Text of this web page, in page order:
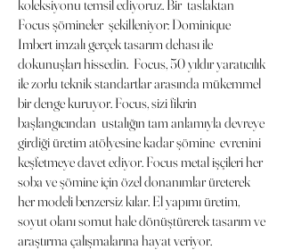
koleksiyonu temsil ediyoruz. Bir taslaktan
Focus şömineler şekilleniyor: Dominique
Imbert imzalı gerçek tasarım dehası ile
dokunuşları hissedin. Focus, 50 yıldır yaratıcılık
ile zorlu teknik standartlar arasında mükemmel
bir denge kuruyor. Focus, sizi fikrin
başlangıcından ustalığın tam anlamıyla devreye
girdiği üretim atölyesine kadar şömine evrenini
keşfetmeye davet ediyor. Focus metal işçileri her
soba ve şömine için özel donanımlar üreterek
her modeli benzersiz kılar. El yapımı üretim,
soyut olanı somut hale dönüştürerek tasarım ve
araştırma çalışmalarına hayat veriyor.